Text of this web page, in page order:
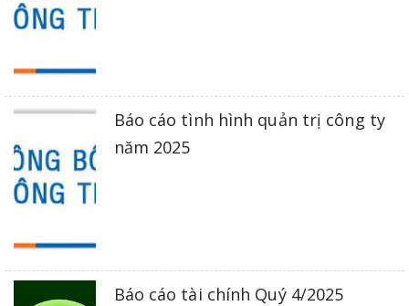
Báo cáo tình hình quản trị công ty
năm 2025
Báo cáo tài chính Quý 4/2025